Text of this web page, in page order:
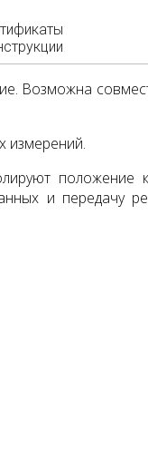
Возможна
измерений.
положение
и передачу